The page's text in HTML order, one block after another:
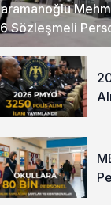
Sözleşmeli